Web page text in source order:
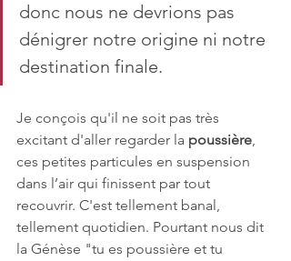
donc nous ne devrions pas
dénigrer notre origine ni notre
destination finale.
Je conçois qu'il ne soit pas très
excitant d'aller regarder la poussière,
ces petites particules en suspension
dans l’air qui finissent par tout
recouvrir. C'est tellement banal,
tellement quotidien. Pourtant nous dit
la Génèse "tu es poussière et tu